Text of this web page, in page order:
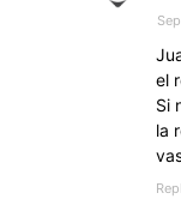
el
Si
la